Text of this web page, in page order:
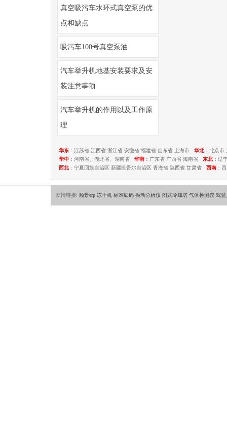
真空吸污车水环式真空泵的优
点和缺点
吸污车100号真空泵油
汽车举升机地基安装要求及安
装注意事项
汽车举升机的作用以及工作原
理
华东 ：江苏省 江西省 浙江省 安徽省 福建省 山东省 上海市 华北：北京市
华中 ：河南省、湖北省、湖南省 华南 ：广东省 广西省 海南省 东北：辽
西北：宁夏回族自治区 新疆维吾尔自治区 青海省 陕西省 甘肃省 西南 ：
友情链接: 顺景erp 冻干机 标准砝码 振动分析仪 闭式冷却塔 气体检测仪 驾驶